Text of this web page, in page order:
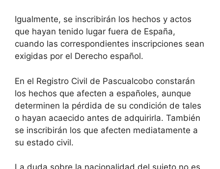
Igualmente, se inscribirán los hechos y actos
que hayan tenido lugar fuera de España,
cuando las correspondientes inscripciones sean
exigidas por el Derecho español.
En el Registro Civil de Pascualcobo constarán
los hechos que afecten a españoles, aunque
determinen la pérdida de su condición de tales
o hayan acaecido antes de adquirirla. También
se inscribirán los que afecten mediatamente a
su estado civil.